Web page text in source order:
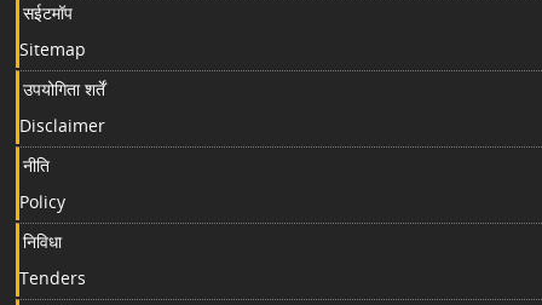
सईटमॉप
Sitemap
उपयोगिता शर्तें
Disclaimer
नीति
Policy
निविधा
Tenders